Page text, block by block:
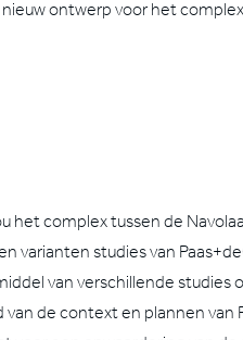
ontwerp voor het
het complex tussen de
varianten studies van
van verschillende studies
van de context en plannen